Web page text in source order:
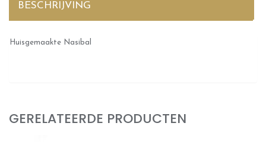
BESCHRIJVING
Huisgemaakte Nasibal
GERELATEERDE PRODUCTEN